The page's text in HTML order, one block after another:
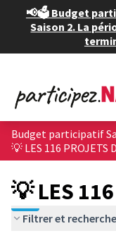
📢🗳️ Budget
Saison 2. La
Budget participatif
💡 LES 116 PROJETS
💡 LES
Filtrer et